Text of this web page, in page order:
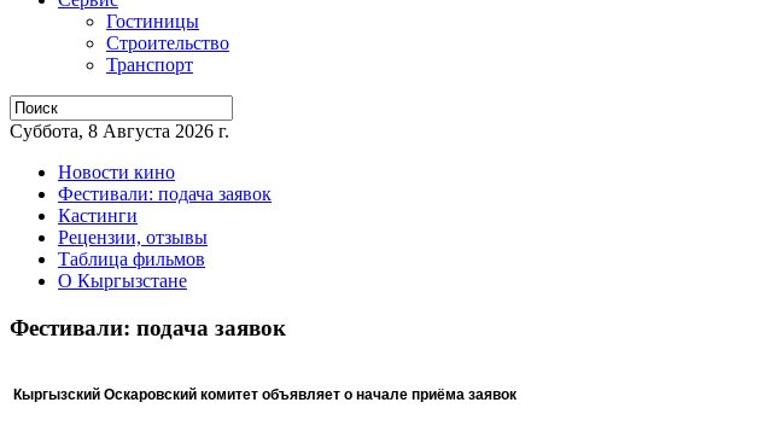
Гостиницы
Строительство
Транспорт
Суббота, 8 Августа 2026 г.
Новости кино
Фестивали: подача заявок
Кастинги
Рецензии, отзывы
Таблица фильмов
О Кыргызстане
Фестивали: подача заявок
Кыргызский Оскаровский комитет объявляет о начале приёма заявок